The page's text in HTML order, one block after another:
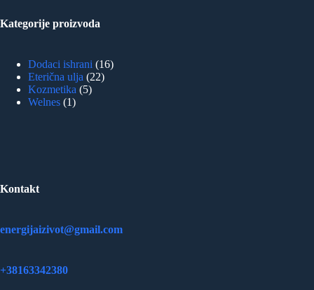
Kategorije proizvoda
Dodaci ishrani 1616
Eterična ulja 2222
Kozmetika 55
Welnes 11
Kontakt
energijaizivot@gmail.com
+38163342380